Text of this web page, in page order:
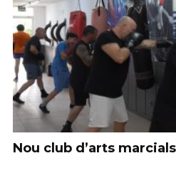
Nou club d’arts marcials